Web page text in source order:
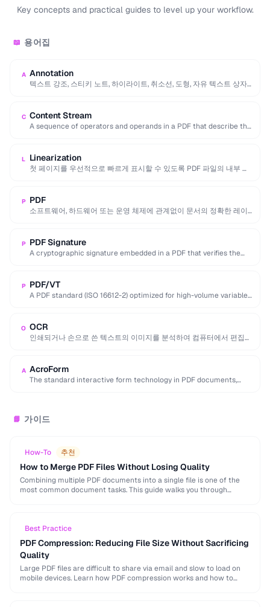
Key concepts and practical guides to level up your workflow.
📖 용어집
A Annotation
텍스트 강조, 스티키 노트, 하이라이트, 취소선, 도형, 자유 텍스트 상자
C Content Stream
A sequence of operators and operands in a PDF that describe the
L Linearization
첫 페이지를 우선적으로 빠르게 표시할 수 있도록 PDF 파일의 내부 구
P PDF
소프트웨어, 하드웨어 또는 운영 체제에 관계없이 문서의 정확한 레이
P PDF Signature
A cryptographic signature embedded in a PDF that verifies the
P PDF/VT
A PDF standard (ISO 16612-2) optimized for high-volume variable-
O OCR
인쇄되거나 손으로 쓴 텍스트의 이미지를 분석하여 컴퓨터에서 편집하
A AcroForm
The standard interactive form technology in PDF documents,
📘 가이드
How-To 추천
How to Merge PDF Files Without Losing Quality
Combining multiple PDF documents into a single file is one of the
most common document tasks. This guide walks you through
Best Practice
PDF Compression: Reducing File Size Without Sacrificing
Quality
Large PDF files are difficult to share via email and slow to load on
mobile devices. Learn how PDF compression works and how to